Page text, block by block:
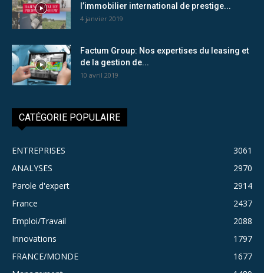
l’immobilier international de prestige...
4 janvier 2019
Factum Group: Nos expertises du leasing et
de la gestion de...
10 avril 2019
CATÉGORIE POPULAIRE
ENTREPRISES
3061
ANALYSES
2970
Parole d'expert
2914
France
2437
Emploi/Travail
2088
Innovations
1797
FRANCE/MONDE
1677